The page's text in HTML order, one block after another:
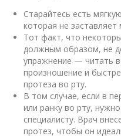
Старайтесь есть
которая не
Тот факт, что
должным образом, не
упражнение — читать
произношение и
протеза во рту.
В том случае, если в
или ранку во рту,
специалисту. Врач
протез, чтобы он